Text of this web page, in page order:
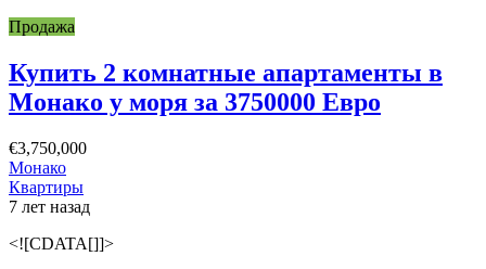
Продажа
Купить 2 комнатные апартаменты в
Монако у моря за 3750000 Евро
€3,750,000
Монако
Квартиры
7 лет назад
<![CDATA[]]>